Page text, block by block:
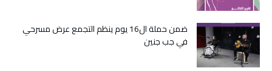
ضمن حملة ال16 يوم ينظم التجمع عرض مسرحي
في جب جنين